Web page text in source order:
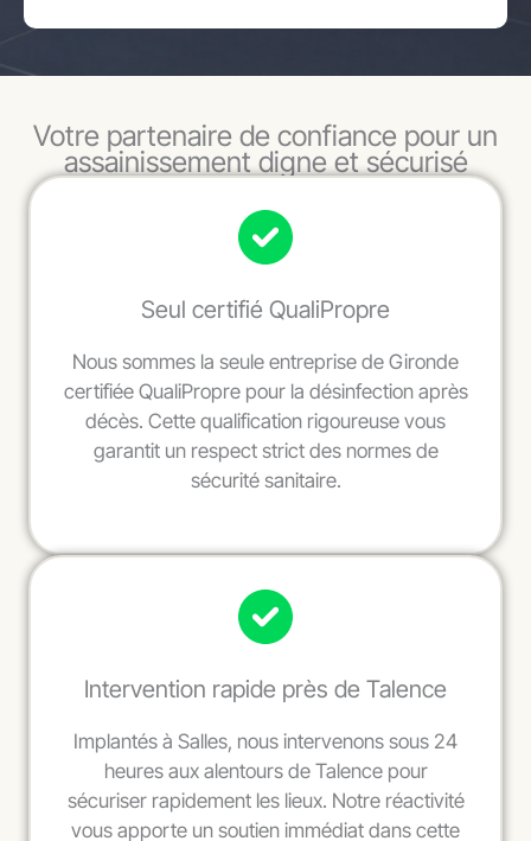
Votre partenaire de confiance pour un
assainissement digne et sécurisé
Seul certifié QualiPropre
Nous sommes la seule entreprise de Gironde
certifiée QualiPropre pour la désinfection après
décès. Cette qualification rigoureuse vous
garantit un respect strict des normes de
sécurité sanitaire.
Intervention rapide près de Talence
Implantés à Salles, nous intervenons sous 24
heures aux alentours de Talence pour
sécuriser rapidement les lieux. Notre réactivité
vous apporte un soutien immédiat dans cette